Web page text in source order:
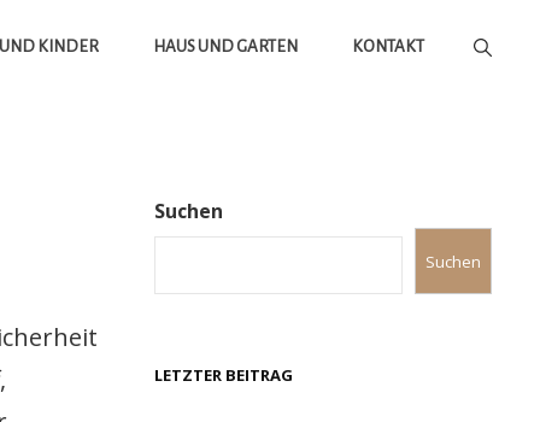
KINDER HAUS UND GARTEN KONTAKT
Suchen
Suchen
LETZTER BEITRAG